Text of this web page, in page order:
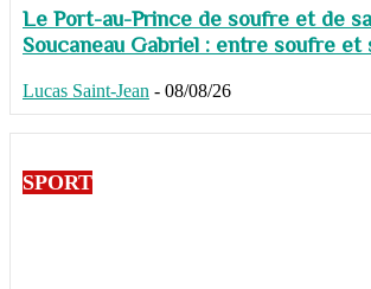
Le Port-au-Prince de soufre et de
Soucaneau Gabriel : entre soufre et
Lucas Saint-Jean - 08/08/26
SPORT